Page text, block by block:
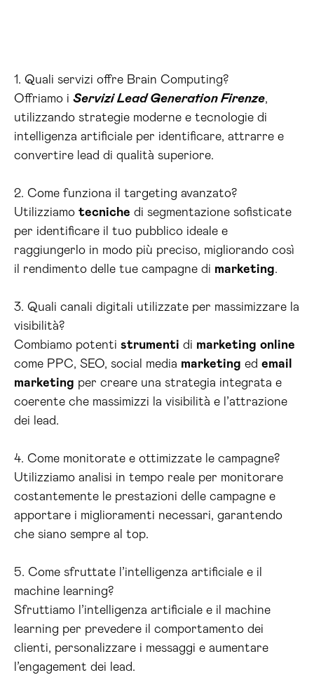
1. Quali servizi offre Brain Computing?
Offriamo i Servizi Lead Generation Firenze,
utilizzando strategie moderne e tecnologie di
intelligenza artificiale per identificare, attrarre e
convertire lead di qualità superiore.
2. Come funziona il targeting avanzato?
Utilizziamo tecniche di segmentazione sofisticate
per identificare il tuo pubblico ideale e
raggiungerlo in modo più preciso, migliorando così
il rendimento delle tue campagne di marketing.
3. Quali canali digitali utilizzate per massimizzare la
visibilità?
Combiamo potenti strumenti di marketing online
come PPC, SEO, social media marketing ed email
marketing per creare una strategia integrata e
coerente che massimizzi la visibilità e l’attrazione
dei lead.
4. Come monitorate e ottimizzate le campagne?
Utilizziamo analisi in tempo reale per monitorare
costantemente le prestazioni delle campagne e
apportare i miglioramenti necessari, garantendo
che siano sempre al top.
5. Come sfruttate l’intelligenza artificiale e il
machine learning?
Sfruttiamo l’intelligenza artificiale e il machine
learning per prevedere il comportamento dei
clienti, personalizzare i messaggi e aumentare
l’engagement dei lead.